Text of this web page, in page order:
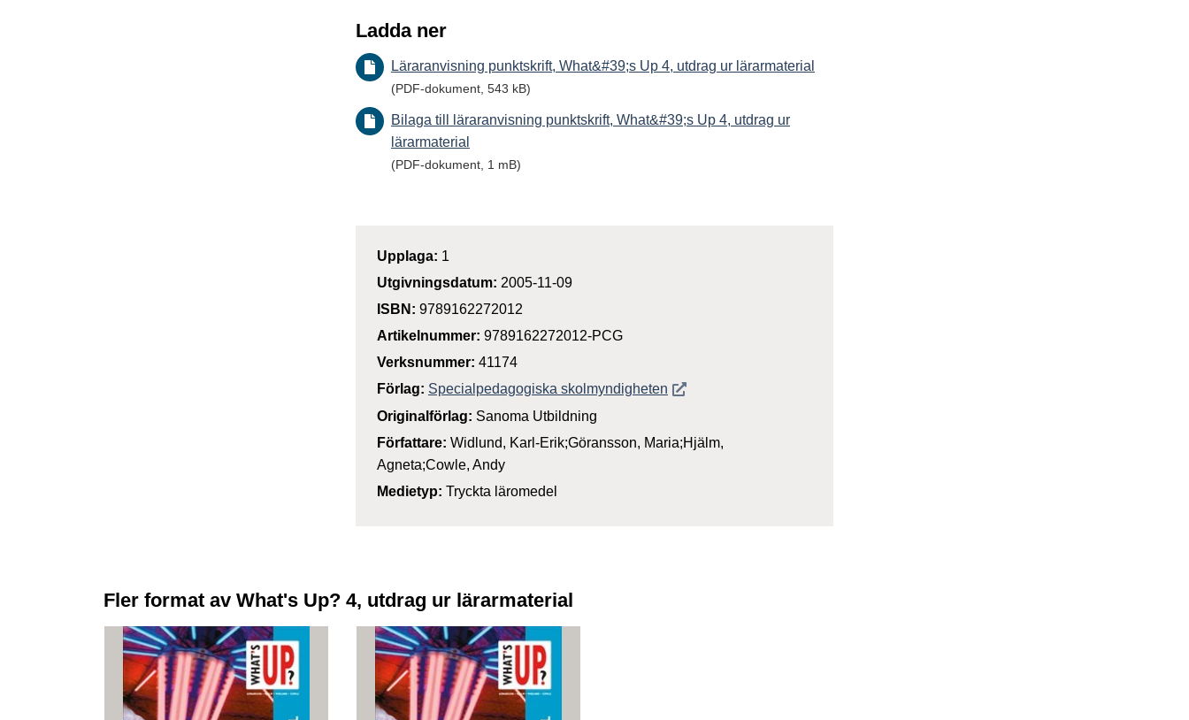
Ladda ner
Läraranvisning punktskrift, What&#39;s Up 4, utdrag ur lärarmaterial
(PDF-dokument, 543 kB)
Bilaga till läraranvisning punktskrift, What&#39;s Up 4, utdrag ur
lärarmaterial
(PDF-dokument, 1 mB)
Upplaga: 1
Utgivningsdatum: 2005-11-09
ISBN: 9789162272012
Artikelnummer: 9789162272012-PCG
Verksnummer: 41174
Förlag: Specialpedagogiska skolmyndighetenÖppnas i nytt fönster
Originalförlag: Sanoma Utbildning
Författare: Widlund, Karl-Erik;Göransson, Maria;Hjälm,
Agneta;Cowle, Andy
Medietyp: Tryckta läromedel
Fler format av What's Up? 4, utdrag ur lärarmaterial